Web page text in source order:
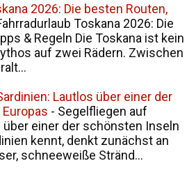
2026: Die besten Routen,
Toskana 2026: Die
& Regeln Die Toskana ist kein
auf zwei Rädern. Zwischen
Lautlos über einer der
- Segelfliegen auf
über einer der schönsten Inseln
kennt, denkt zunächst an
schneeweiße Stränd...